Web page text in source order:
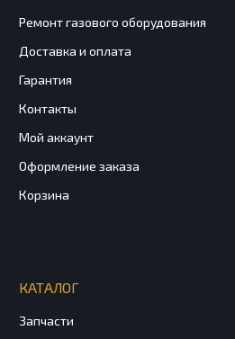
Ремонт газового оборудования
Доставка и оплата
Гарантия
Контакты
Мой аккаунт
Оформление заказа
Корзина
КАТАЛОГ
Запчасти